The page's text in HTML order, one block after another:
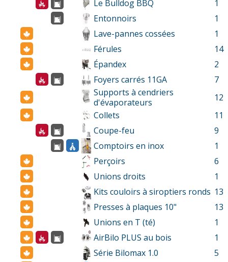
Le Bulldog BBQ
1
Entonnoirs
1
Lave-pannes cossées
1
Férules
14
Épandex
2
Foyers carrés 11GA
7
Supports à cendriers
d'évaporateurs
12
Collets
11
Coupe-feu
9
Comptoirs en inox
1
Perçoirs
6
Unions droits
1
Kits couloirs à siroptiers ronds 13
Presses à plaques 10"
13
Unions en T (té)
1
AirBilo PLUS au bois
1
Série Bilomax 1.0
5